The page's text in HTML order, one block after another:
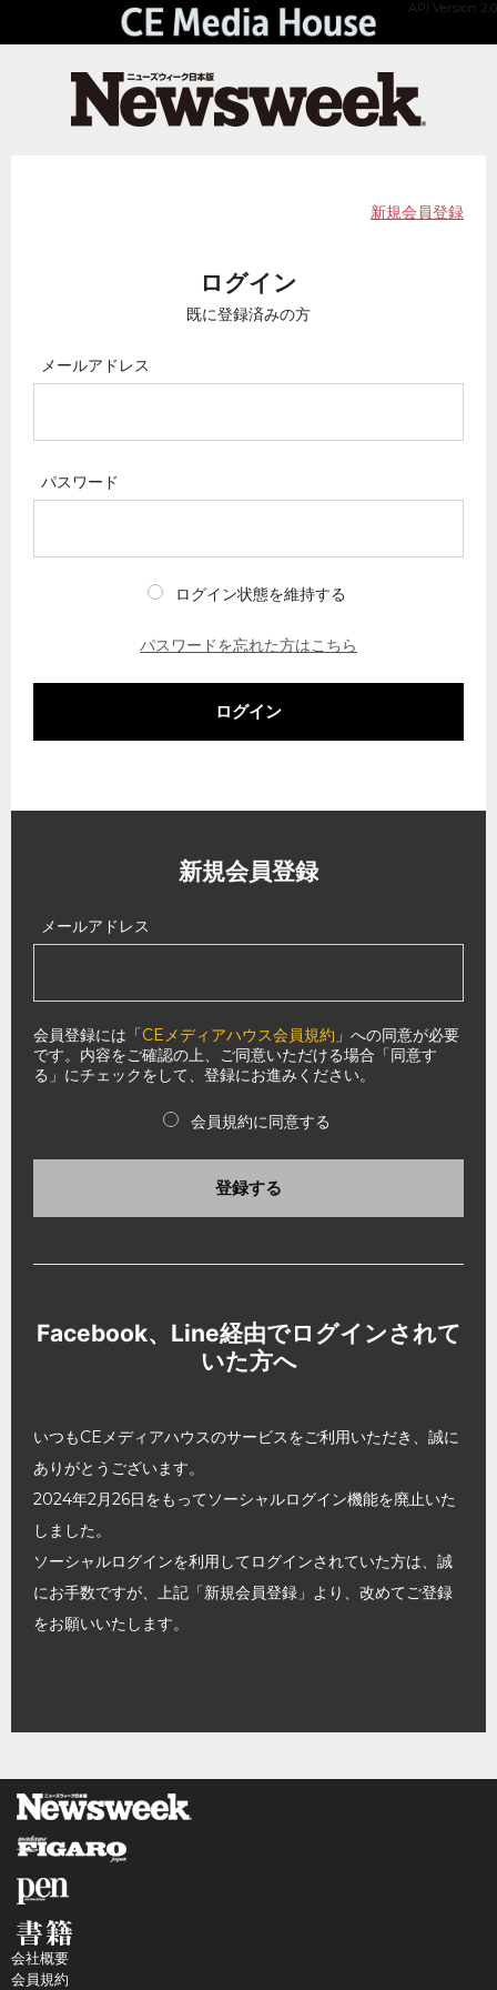
API Version 2.0
新規会員登録
ログイン
既に登録済みの方
メールアドレス
パスワード
ログイン状態を維持する
パスワードを忘れた方はこちら
ログイン
新規会員登録
メールアドレス
会員登録には「CEメディアハウス会員規約 」への同意が必要
です。内容をご確認の上、ご同意いただける場合「同意す
る」にチェックをして、登録にお進みください。
会員規約に同意する
登録する
Facebook、Line経由でログインされて
いた方へ
いつもCEメディアハウスのサービスをご利用いただき、誠に
ありがとうございます。
2024年2月26日をもってソーシャルログイン機能を廃止いた
しました。
ソーシャルログインを利用してログインされていた方は、誠
にお手数ですが、上記「新規会員登録」より、改めてご登録
をお願いいたします。
会社概要
会員規約